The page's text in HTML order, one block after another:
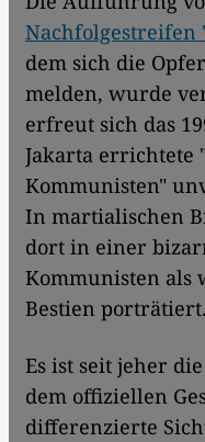
Nachfolgestreifen
dem sich die
melden, wurde
erfreut sich das
Jakarta errichtete
Kommunisten"
In martialischen
dort in einer
Kommunisten als
Bestien porträtiert.
Es ist seit jeher
dem offiziellen
differenzierte